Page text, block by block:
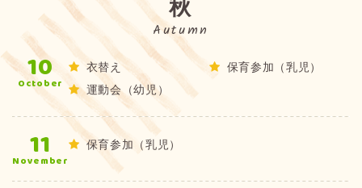
秋
Autumn
10
October
衣替え
保育参加（乳児）
運動会（幼児）
11
November
保育参加（乳児）